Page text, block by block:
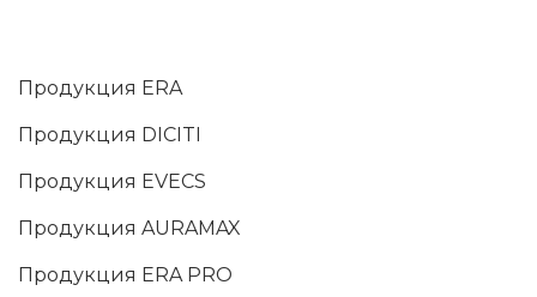
Продукция ERA
Продукция DICITI
Продукция EVECS
Продукция AURAMAX
Продукция ERA PRO